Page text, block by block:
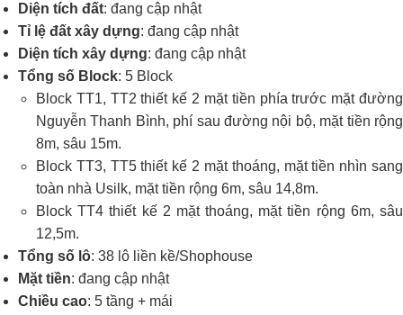
Diện tích đất: đang cập nhật
Tỉ lệ đất xây dựng: đang cập nhật
Diện tích xây dựng: đang cập nhật
Tổng số Block: 5 Block
Block TT1, TT2 thiết kế 2 mặt tiền phía trước mặt đường
Nguyễn Thanh Bình, phí sau đường nội bộ, mặt tiền rộng
8m, sâu 15m.
Block TT3, TT5 thiết kế 2 mặt thoáng, mặt tiền nhìn sang
toàn nhà Usilk, mặt tiền rộng 6m, sâu 14,8m.
Block TT4 thiết kế 2 mặt thoáng, mặt tiền rộng 6m, sâu
12,5m.
Tổng số lô: 38 lô liền kề/Shophouse
Mặt tiền: đang cập nhật
Chiều cao: 5 tầng + mái